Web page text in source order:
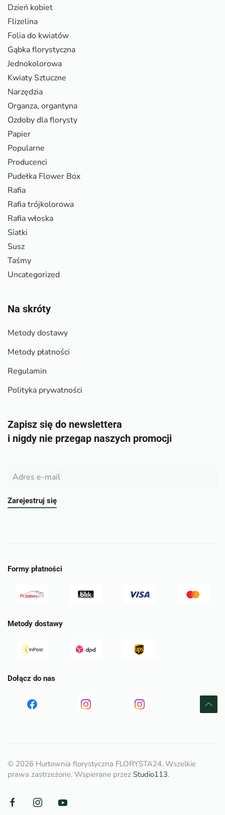
Dzień kobiet
Flizelina
Folia do kwiatów
Gąbka florystyczna
Jednokolorowa
Kwiaty Sztuczne
Narzędzia
Organza, organtyna
Ozdoby dla florysty
Papier
Popularne
Producenci
Pudełka Flower Box
Rafia
Rafia trójkolorowa
Rafia włoska
Siatki
Susz
Taśmy
Uncategorized
Na skróty
Metody dostawy
Metody płatności
Regulamin
Polityka prywatności
Zapisz się do newslettera
i nigdy nie przegap naszych promocji
Zarejestruj się
Formy płatności
Metody dostawy
Dołącz do nas
© 2026 Hurtownia florystyczna FLORYSTA24. Wszelkie
prawa zastrzeżone. Wspierane przez Studio113.